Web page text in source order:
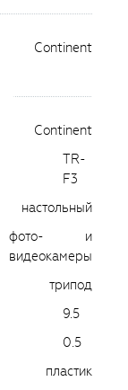
Continent
Continent
TR-
F3
настольный
фото- и
видеокамеры
трипод
9.5
0.5
пластик